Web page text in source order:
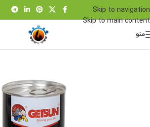
Skip to navigation
Skip to main content
منو